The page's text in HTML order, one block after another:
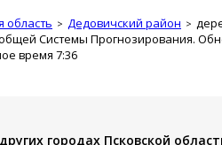
область Дедовичский район
Системы Прогнозирования.
время 7:36
городах Псковской